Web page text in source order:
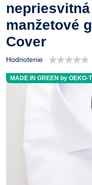
MADE IN GREEN by OEKO-
manžetové
Cover
Hodnotenie